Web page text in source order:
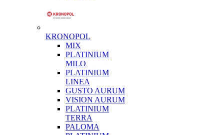
KRONOPOL
MIX
PLATINIUM
MILO
PLATINIUM
LINEA
GUSTO AURUM
VISION AURUM
PLATINIUM
TERRA
PALOMA